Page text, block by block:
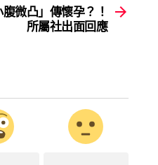
微凸」傳懷孕？！
所屬社出面回應